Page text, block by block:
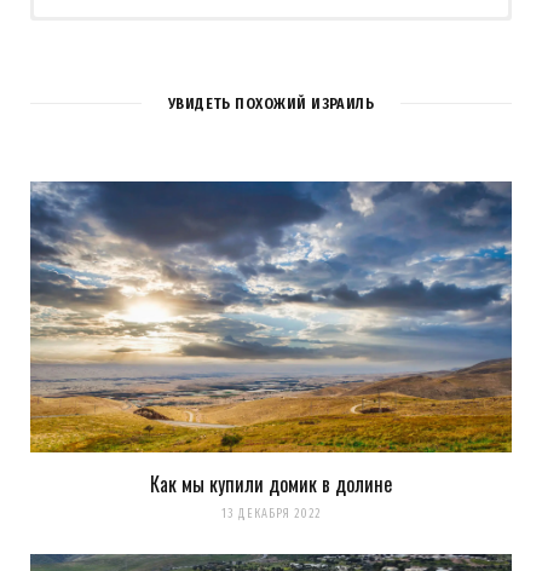
Сохранить моё имя, email и адрес сайта в этом браузере для
УВИДЕТЬ ПОХОЖИЙ ИЗРАИЛЬ
Как мы купили домик в долине
13 ДЕКАБРЯ 2022